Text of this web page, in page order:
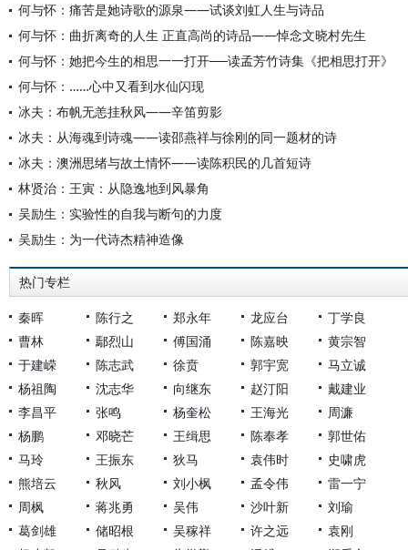
何与怀：痛苦是她诗歌的源泉——试谈刘虹人生与诗品
何与怀：曲折离奇的人生 正直高尚的诗品——悼念文晓村先生
何与怀：她把今生的相思一一打开──读孟芳竹诗集《把相思打开》
何与怀：……心中又看到水仙闪现
冰夫：布帆无恙挂秋风——辛笛剪影
冰夫：从海魂到诗魂——读邵燕祥与徐刚的同一题材的诗
冰夫：澳洲思绪与故土情怀——读陈积民的几首短诗
林贤治：王寅：从隐逸地到风暴角
吴励生：实验性的自我与断句的力度
吴励生：为一代诗杰精神造像
热门专栏
秦晖 陈行之 郑永年 龙应台
丁学良
曹林
鄢烈山 傅国涌 陈嘉映
黄宗智
于建嵘
陈志武 徐贲 郭宇宽
马立诚
杨祖陶
沈志华 向继东 赵汀阳
戴建业
李昌平
张鸣 杨奎松 王海光
周濂
杨鹏
邓晓芒 王缉思 陈奉孝
郭世佑
马玲
王振东 狄马 袁伟时
史啸虎
熊培云
秋风 刘小枫 孟令伟
雷一宁
周枫
蒋兆勇 吴伟 沙叶新
刘瑜
葛剑雄
储昭根 吴稼祥 许之远
袁刚